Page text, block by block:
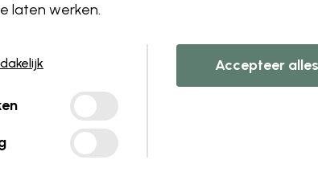
laten werken.
Accepteer alles